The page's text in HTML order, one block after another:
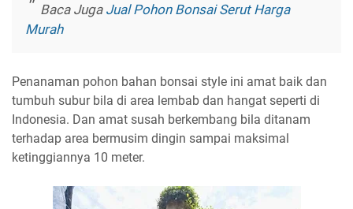
Baca Juga Jual Pohon Bonsai Serut Harga
Murah
Penanaman pohon bahan bonsai style ini amat baik dan
tumbuh subur bila di area lembab dan hangat seperti di
Indonesia. Dan amat susah berkembang bila ditanam
terhadap area bermusim dingin sampai maksimal
ketinggiannya 10 meter.